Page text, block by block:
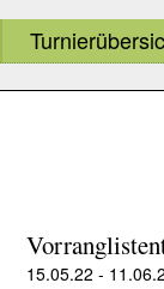
15.05.22 -